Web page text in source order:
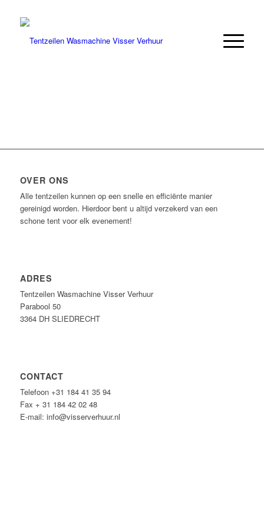
OVER ONS
Alle tentzeilen kunnen op een snelle en efficiënte manier
gereinigd worden. Hierdoor bent u altijd verzekerd van een
schone tent voor elk evenement!
ADRES
Tentzeilen Wasmachine Visser Verhuur
Parabool 50
3364 DH SLIEDRECHT
CONTACT
Telefoon +31 184 41 35 94
Fax + 31 184 42 02 48
E-mail: info@visserverhuur.nl